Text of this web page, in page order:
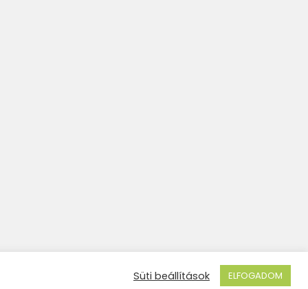
Süti beállítások ELFOGADOM